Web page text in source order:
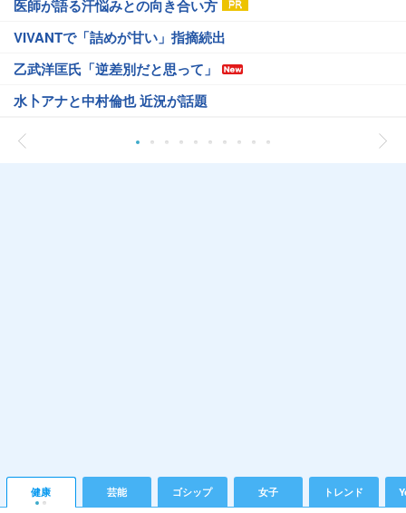
医師が語る汗悩みとの向き合い方
VIVANTで「詰めが甘い」指摘続出
乙武洋匡氏「逆差別だと思って」
水卜アナと中村倫也 近況が話題
健康 芸能 ゴシップ 女子 トレンド